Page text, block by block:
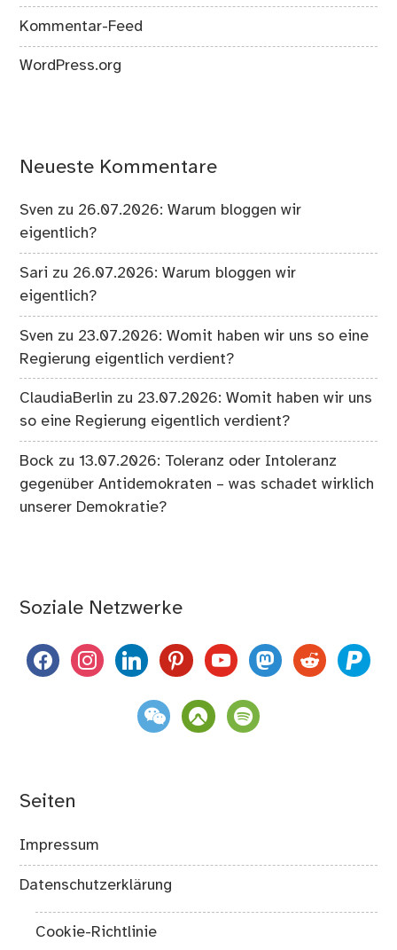
Kommentar-Feed
WordPress.org
Neueste Kommentare
Sven zu 26.07.2026: Warum bloggen wir
eigentlich?
Sari zu 26.07.2026: Warum bloggen wir
eigentlich?
Sven zu 23.07.2026: Womit haben wir uns so eine
Regierung eigentlich verdient?
ClaudiaBerlin zu 23.07.2026: Womit haben wir uns
so eine Regierung eigentlich verdient?
Bock zu13.07.2026: Toleranz oder Intoleranz
gegenüber Antidemokraten – was schadet wirklich
unserer Demokratie?
Soziale Netzwerke
facebookinstagramlinkedinpinterestyoutubemastodon
reddit paypal
weixin komootspotify
Seiten
Impressum
Datenschutzerklärung
Cookie-Richtlinie